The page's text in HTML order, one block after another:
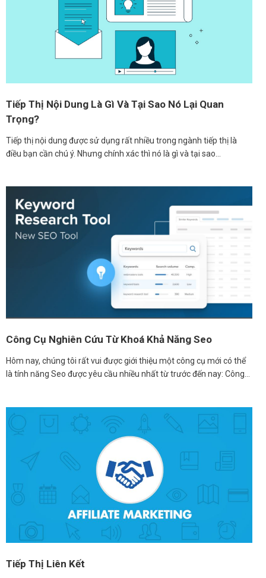
Tiếp Thị Nội Dung Là Gì Và Tại Sao Nó Lại Quan
Trọng?
Tiếp thị nội dung được sử dụng rất nhiều trong ngành tiếp thị là
điều bạn cần chú ý. Nhưng chính xác thì nó là gì và tại sao…
Công Cụ Nghiên Cứu Từ Khoá Khả Năng Seo
Hôm nay, chúng tôi rất vui được giới thiệu một công cụ mới có thể
là tính năng Seo được yêu cầu nhiều nhất từ ​​trước đến nay: Công…
Tiếp Thị Liên Kết